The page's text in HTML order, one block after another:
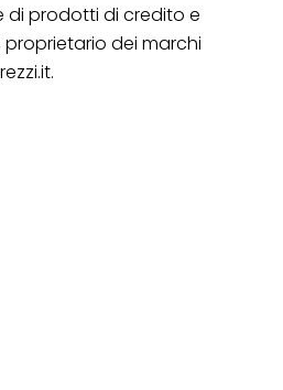
di prodotti di credito e
proprietario dei marchi